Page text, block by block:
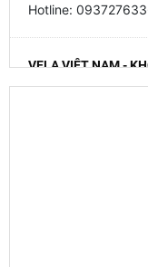
Hotline:
VELA VIỆT NAM -
79 Mỹ Yên - Tân